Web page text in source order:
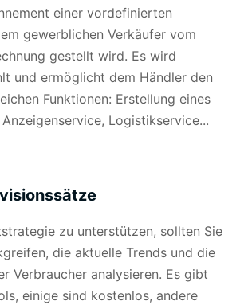
einer vordefinierten
gewerblichen Verkäufer vom
gestellt wird. Es wird
und ermöglicht dem Händler den
Funktionen: Erstellung eines
Logistikservice...
zu unterstützen, sollten Sie
die aktuelle Trends und die
Verbraucher analysieren. Es gibt
einige sind kostenlos, andere